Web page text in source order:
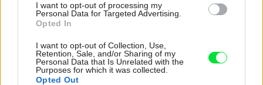
I want to opt-out of processing my
Personal Data for Targeted Advertising.
Opted In
I want to opt-out of Collection, Use,
Retention, Sale, and/or Sharing of my
Personal Data that Is Unrelated with the
Purposes for which it was collected.
Opted Out